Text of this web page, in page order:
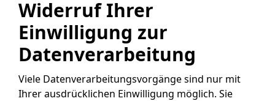
Widerruf Ihrer
Einwilligung zur
Datenverarbeitung
Viele Datenverarbeitungsvorgänge sind nur mit
Ihrer ausdrücklichen Einwilligung möglich. Sie